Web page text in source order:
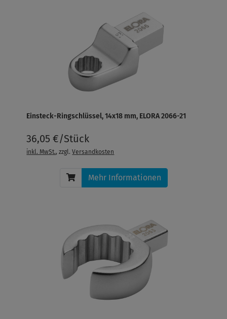
Einsteck-Ringschlüssel, 14x18 mm, ELORA 2066-21
36,05 €/Stück
inkl. MwSt., zzgl.Versandkosten
Mehr Informationen